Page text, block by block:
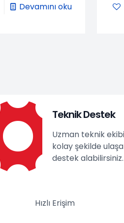
Devamını oku
Teknik Destek
Uzman teknik
kolay şekilde
destek alabilirsiniz.
Hızlı Erişim